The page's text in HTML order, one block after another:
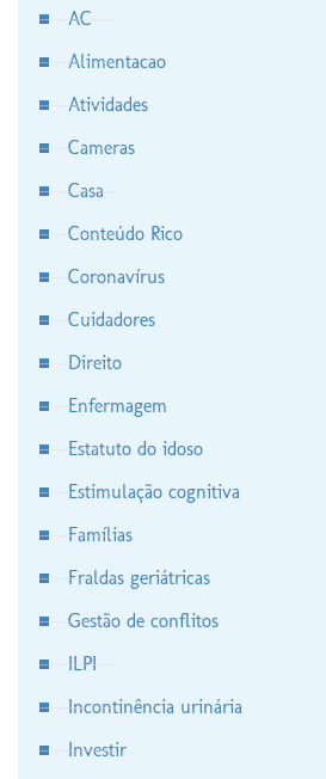
AC
Alimentacao
Atividades
Cameras
Casa
Conteúdo Rico
Coronavírus
Cuidadores
Direito
Enfermagem
Estatuto do idoso
Estimulação cognitiva
Famílias
Fraldas geriátricas
Gestão de conflitos
ILPI
Incontinência urinária
Investir